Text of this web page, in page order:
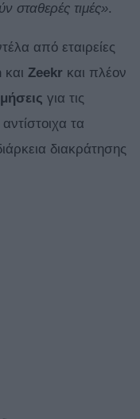
σταθερές τιμές».
από εταιρείες
και Zeekr και πλέον
για τις
τα
διακράτησης